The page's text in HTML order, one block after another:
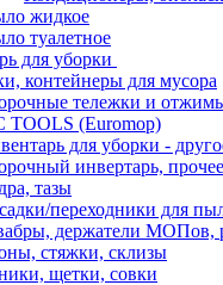
жидкое
туалетное
для уборки
контейнеры для мусора
тележки и
TOOLS (Euromop)
для уборки -
инвертарь, прочее
тазы
переходники для
держатели МОПов,
стяжки, склизы
щетки, совки